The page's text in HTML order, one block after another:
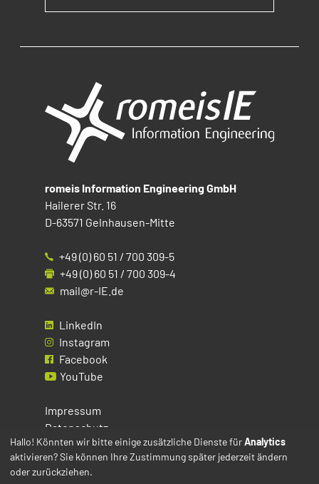
romeis Information Engineering GmbH
Hailerer Str. 16
D-63571 Gelnhausen-Mitte
+49 (0) 60 51 / 700 309-5
+49 (0) 60 51 / 700 309-4
mail@r-IE.de
LinkedIn
Instagram
Facebook
YouTube
Impressum
Datenschutz
Cookies
Hallo! Könnten wir bitte einige zusätzliche Dienste fürAnalytics
aktivieren? Sie können Ihre Zustimmung später jederzeit ändern
oder zurückziehen.